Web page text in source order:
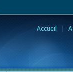
Accueil